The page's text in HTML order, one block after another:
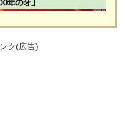
ク(広告)